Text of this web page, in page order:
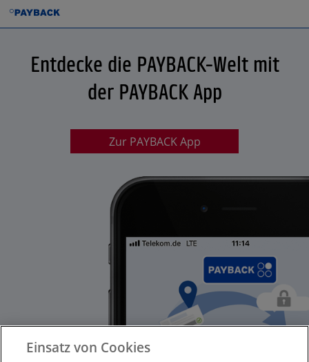
Entdecke die PAYBACK-Welt mit
der PAYBACK App
Zur PAYBACK App
Einsatz von Cookies